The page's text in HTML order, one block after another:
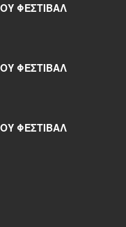
ΦΕΣΤΙΒΆΛ
ΦΕΣΤΙΒΆΛ
ΦΕΣΤΙΒΆΛ